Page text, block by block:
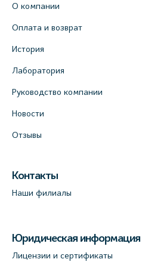
О компании
Оплата и возврат
История
Лаборатория
Руководство компании
Новости
Отзывы
Контакты
Наши филиалы
Юридическая информация
Лицензии и сертификаты